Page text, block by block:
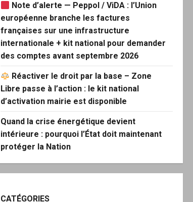
Note d’alerte — Peppol / ViDA : l’Union
européenne branche les factures
françaises sur une infrastructure
internationale + kit national pour demander
des comptes avant septembre 2026
Réactiver le droit par la base – Zone
Libre passe à l’action : le kit national
d’activation mairie est disponible
Quand la crise énergétique devient
intérieure : pourquoi l’État doit maintenant
protéger la Nation
CATÉGORIES